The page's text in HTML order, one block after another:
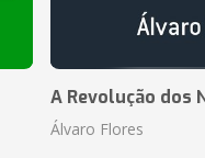
A Revolução dos
Álvaro Flores